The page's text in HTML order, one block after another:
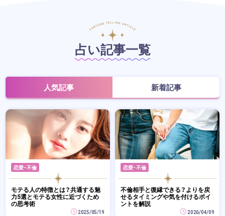
占い記事一覧
人気記事 新着記事
恋愛・不倫
モテる人の特徴とは？共通する魅
力5選とモテる女性に近づくため
の思考術
2025/05/19
恋愛・不倫
不倫相手と復縁できる？よりを戻
せるタイミングや気を付けるポイ
ントを解説
2026/04/09